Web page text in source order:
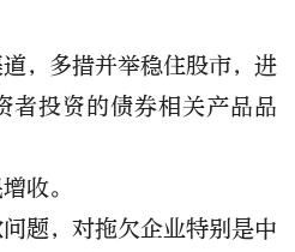
，多措并举稳住股市，进
者投资的债券相关产品品
收。
题，对拖欠企业特别是中